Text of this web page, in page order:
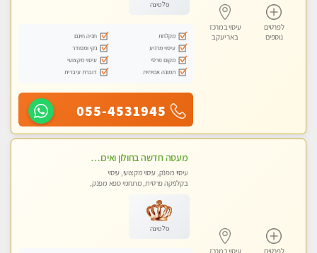
לפרטים
נוספים
עיסוי במרכז
באר יעקב
פלטינה
מקלחת
חניה חינם
עיסוי מרגיע
נקי ומסודר
מקום פרטי
עיסוי מקצועי
תמונה אמיתית
דוברת עיברית
055-4531945
לפרטים
עיסוי במרכז
מעסה חדשה בחולון ואיכותית לעיסוי מרגיע ומפנק VIP-מומלץ לחלוטין! פרטי! ​​​​​​
עיסוי מפנק, עיסוי מקצועי, עיסוי
בקלניקה פרטית, מתחמי ספא מפנק,
פלטינה